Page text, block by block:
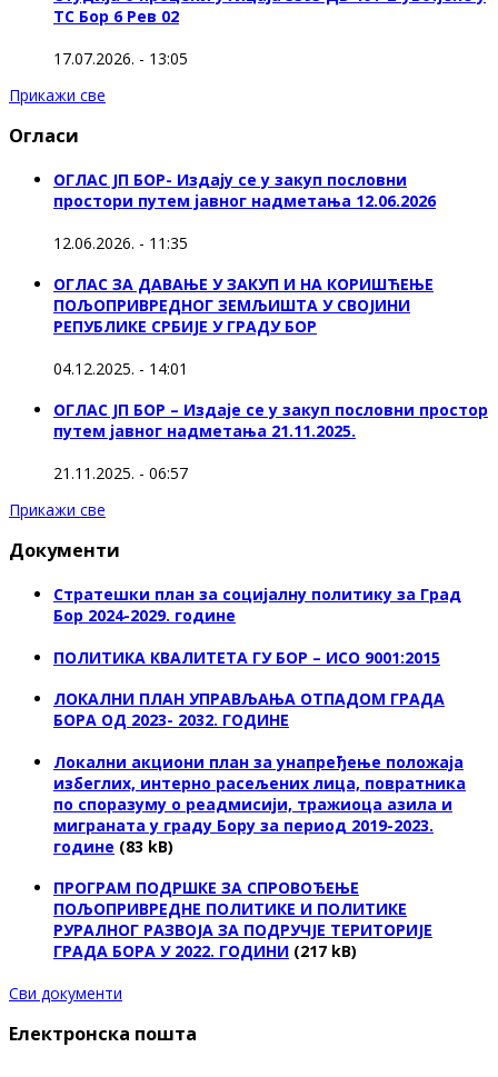
ТС Бор 6 Рев 02
17.07.2026. - 13:05
Прикажи све
Огласи
ОГЛАС ЈП БОР- Издају се у закуп пословни
простори путем јавног надметања 12.06.2026
12.06.2026. - 11:35
ОГЛАС ЗА ДАВАЊЕ У ЗАКУП И НА КОРИШЋЕЊЕ
ПОЉОПРИВРЕДНОГ ЗЕМЉИШТА У СВОЈИНИ
РЕПУБЛИКЕ СРБИЈЕ У ГРАДУ БОР
04.12.2025. - 14:01
ОГЛАС ЈП БОР – Издаје се у закуп пословни простор
путем јавног надметања 21.11.2025.
21.11.2025. - 06:57
Прикажи све
Документи
Стратешки план за социјалну политику за Град
Бор 2024-2029. године
ПОЛИТИКА КВАЛИТЕТА ГУ БОР – ИСО 9001:2015
ЛОКАЛНИ ПЛАН УПРАВЉАЊА ОТПАДОМ ГРАДА
БОРА ОД 2023- 2032. ГОДИНЕ
Локални акциони план за унапређење положаја
избеглих, интерно расељених лица, повратника
по споразуму о реадмисији, тражиоца азила и
миграната у граду Бору за период 2019-2023.
године (83 kB)
ПРОГРАМ ПОДРШКЕ ЗА СПРОВОЂЕЊЕ
ПОЉОПРИВРЕДНЕ ПОЛИТИКЕ И ПОЛИТИКЕ
РУРАЛНОГ РАЗВОЈА ЗА ПОДРУЧЈЕ ТЕРИТОРИЈЕ
ГРАДА БОРА У 2022. ГОДИНИ (217 kB)
Сви документи
Електронска пошта